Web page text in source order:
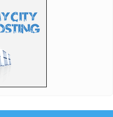
izmakla u 98. minutu zbog
čoveku koji mu je usmrtio brata: